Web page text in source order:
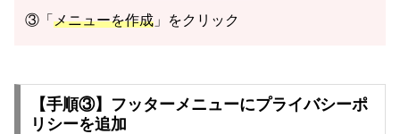
③「 メニューを作成 」をクリック
【手順③】フッターメニューにプライバシーポ
リシーを追加